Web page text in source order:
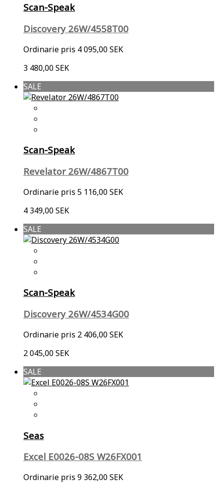
Scan-Speak
Discovery 26W/4558T00
Ordinarie pris 4 095,00 SEK
3 480,00 SEK
SALE
Scan-Speak
Revelator 26W/4867T00
Ordinarie pris 5 116,00 SEK
4 349,00 SEK
SALE
Scan-Speak
Discovery 26W/4534G00
Ordinarie pris 2 406,00 SEK
2 045,00 SEK
SALE
Seas
Excel E0026-08S W26FX001
Ordinarie pris 9 362,00 SEK